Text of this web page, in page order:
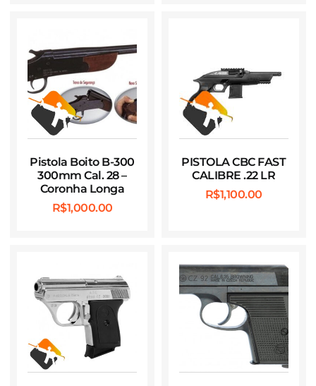
Pistola Boito B-300
300mm Cal. 28 –
Coronha Longa
R$1,000.00
PISTOLA CBC FAST
CALIBRE .22 LR
R$1,100.00